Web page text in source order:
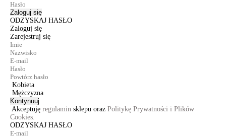
Zaloguj się
ODZYSKAJ HASŁO
Zaloguj się
Zarejestruj się
Kobieta
Mężczyzna
Kontynuuj
Akceptuję regulamin sklepu oraz Politykę Prywatności i Plików
Cookies.
ODZYSKAJ HASŁO